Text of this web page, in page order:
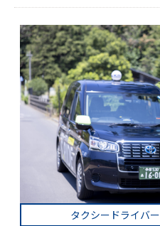
タクシードライバー